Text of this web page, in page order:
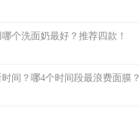
个洗面奶最好？推荐四款！
间？哪4个时间段最浪费面膜？